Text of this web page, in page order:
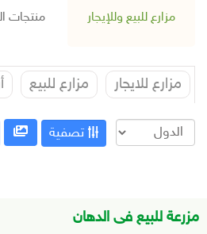
مزارع للبيع وللإيجار منتجات
مزارع للايجار مزارع للبيع
تصفية
مزرعة للبيع فى الدهان